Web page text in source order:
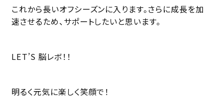
これから長いオフシーズンに入ります。さらに成長を加
速させるため、サポートしたいと思います。
LET’S 脳レボ！！
明るく元気に楽しく笑顔で！